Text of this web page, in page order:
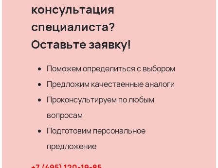
консультация
специалиста?
Оставьте заявку!
Поможем определиться с выбором
Предложим качественные аналоги
Проконсультируем по любым
вопросам
Подготовим персональное
предложение